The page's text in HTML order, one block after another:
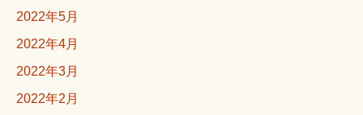
2022年5月
2022年4月
2022年3月
2022年2月